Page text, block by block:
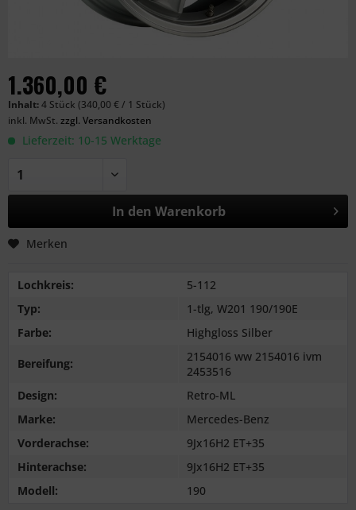
1.360,00 €
Inhalt:4 Stück (340,00 € / 1 Stück)
inkl. MwSt. zzgl. Versandkosten
Lieferzeit: 10-15 Werktage
In den Warenkorb
Merken
Lochkreis:
5-112
Typ:
1-tlg, W201 190/190E
Farbe:
Highgloss Silber
Bereifung:
2154016 ww 2154016 ivm
2453516
Design:
Retro-ML
Marke:
Mercedes-Benz
Vorderachse:
9Jx16H2 ET+35
Hinterachse:
9Jx16H2 ET+35
Modell:
190